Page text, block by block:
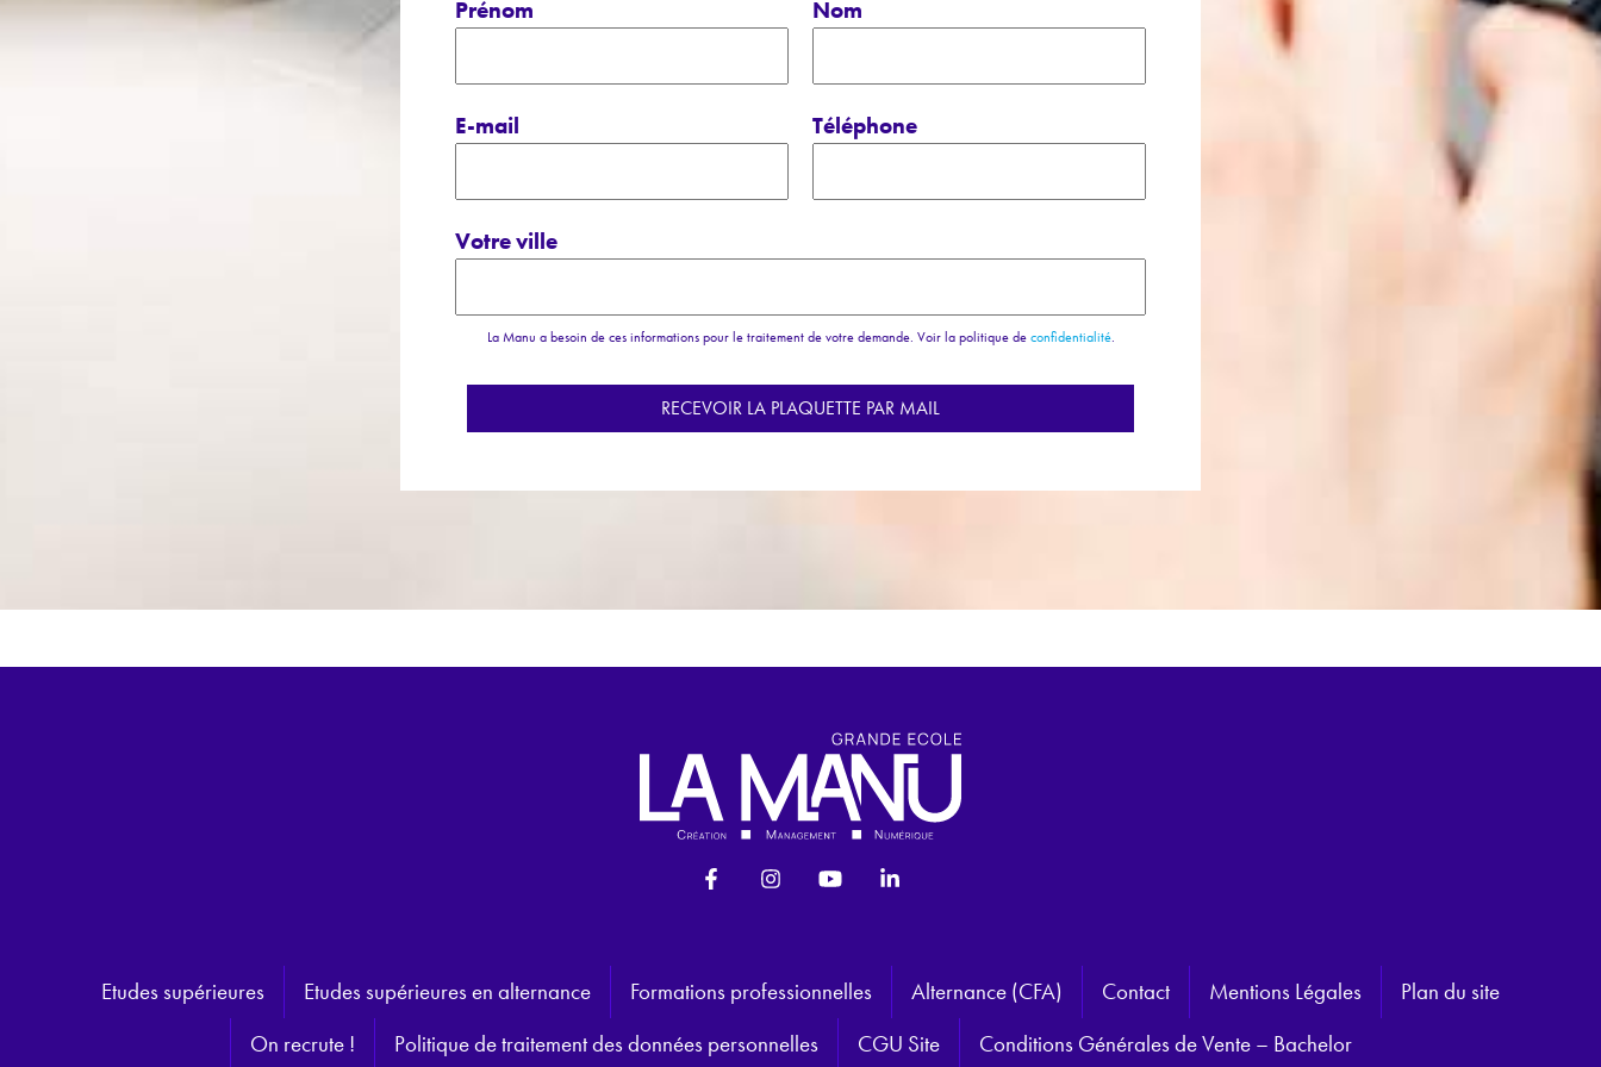
Prénom Nom
E-mail Téléphone
Votre ville
La Manu a besoin de ces informations pour le traitement de votre demande. Voir la politique deconfidentialité.
Etudes supérieures Etudes supérieures en alternance Formations professionnelles Alternance (CFA) Contact Mentions Légales
Plan du site
On recrute !
Politique de traitement des données personnelles CGU Site Conditions Générales de Vente – Bachelor